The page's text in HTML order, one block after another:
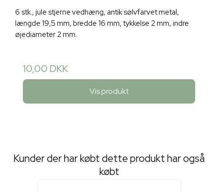
6 stk., jule stjerne vedhæng, antik sølvfarvet metal,
længde 19,5 mm, bredde 16 mm, tykkelse 2 mm, indre
øjediameter 2 mm.
10,00 DKK
Vis produkt
Kunder der har købt dette produkt har også
købt